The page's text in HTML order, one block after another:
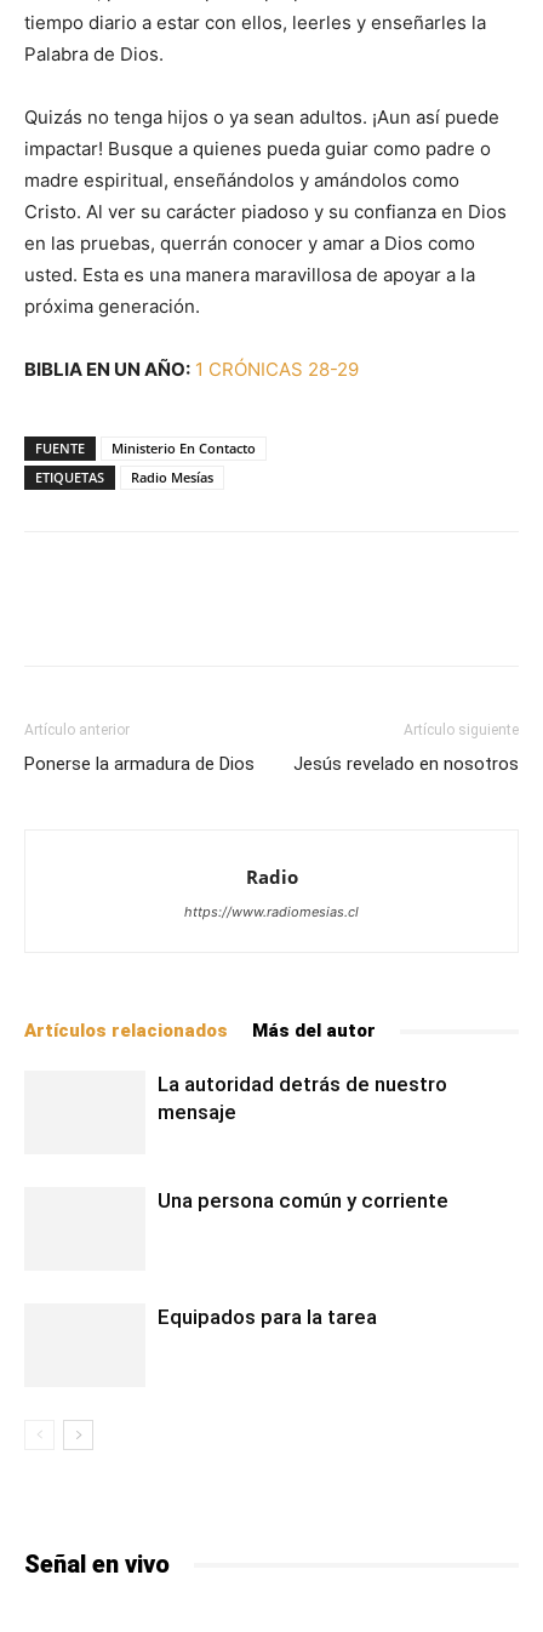
tiempo diario a estar con ellos, leerles y enseñarles la
Palabra de Dios.
Quizás no tenga hijos o ya sean adultos. ¡Aun así puede
impactar! Busque a quienes pueda guiar como padre o
madre espiritual, enseñándolos y amándolos como
Cristo. Al ver su carácter piadoso y su confianza en Dios
en las pruebas, querrán conocer y amar a Dios como
usted. Esta es una manera maravillosa de apoyar a la
próxima generación.
BIBLIA EN UN AÑO: 1 CRÓNICAS 28-29
FUENTE
Ministerio En Contacto
ETIQUETAS
Radio Mesías
Artículo anterior
Ponerse la armadura de Dios
Artículo siguiente
Jesús revelado en nosotros
Radio
https://www.radiomesias.cl
Artículos relacionados Más del autor
La autoridad detrás de nuestro
mensaje
Una persona común y corriente
Equipados para la tarea
Señal en vivo